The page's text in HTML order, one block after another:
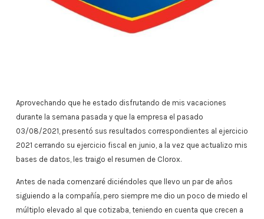
Aprovechando que he estado disfrutando de mis vacaciones
durante la semana pasada y que la empresa el pasado
03/08/2021, presentó sus resultados correspondientes al ejercicio
2021 cerrando su ejercicio fiscal en junio, a la vez que actualizo mis
bases de datos, les traigo el resumen de Clorox.
Antes de nada comenzaré diciéndoles que llevo un par de años
siguiendo a la compañía, pero siempre me dio un poco de miedo el
múltiplo elevado al que cotizaba, teniendo en cuenta que crecen a